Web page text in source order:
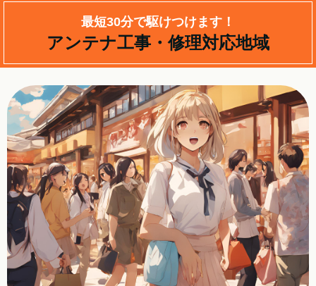
最短30分で駆けつけます！
アンテナ工事・修理対応地域